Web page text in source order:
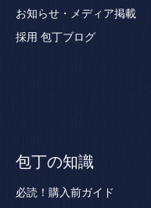
お知らせ・メディア掲載
採用 包丁ブログ
包丁の知識
必読！購入前ガイド